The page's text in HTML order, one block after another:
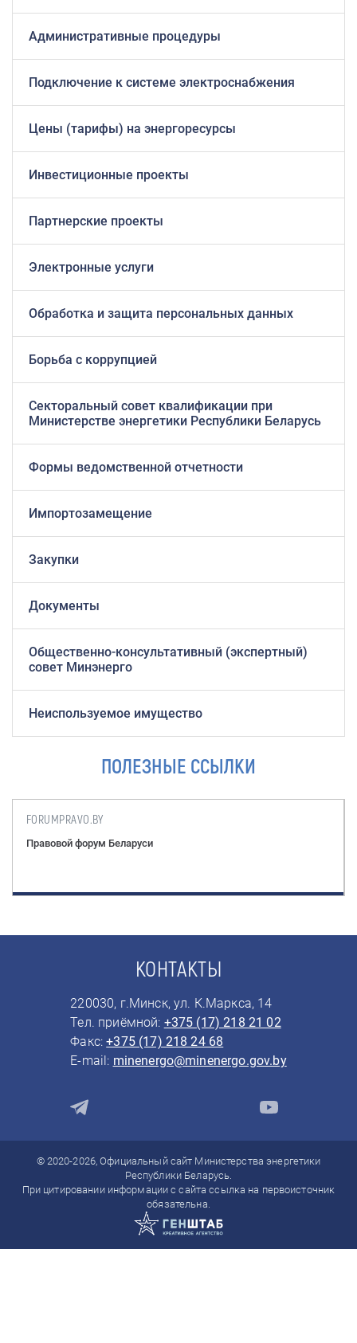
Административные процедуры
Подключение к системе электроснабжения
Цены (тарифы) на энергоресурсы
Инвестиционные проекты
Партнерские проекты
Электронные услуги
Обработка и защита персональных данных
Борьба с коррупцией
Секторальный совет квалификации при
Министерстве энергетики Республики Беларусь
Формы ведомственной отчетности
Импортозамещение
Закупки
Документы
Общественно-консультативный (экспертный)
совет Минэнерго
Неиспользуемое имущество
ПОЛЕЗНЫЕ ССЫЛКИ
PRESIDENT.GOV.BY
Портал Президента Республики Беларусь
КОНТАКТЫ
220030, г.Минск, ул. К.Маркса, 14
Тел. приёмной: +375 (17) 218 21 02
Факс:+375 (17) 218 24 68
E-mail: minenergo@minenergo.gov.by
© 2020-2026, Официальный сайт Министерства энергетики
Республики Беларусь.
При цитировании информации с сайта ссылка на первоисточник
обязательна.